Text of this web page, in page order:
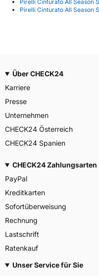
Pirelli Cinturato All Season
Pirelli Cinturato All Season
Über CHECK24
Karriere
Presse
Unternehmen
CHECK24 Österreich
CHECK24 Spanien
CHECK24 Zahlungsarten
PayPal
Kreditkarten
Sofortüberweisung
Rechnung
Lastschrift
Ratenkauf
Unser Service für Sie